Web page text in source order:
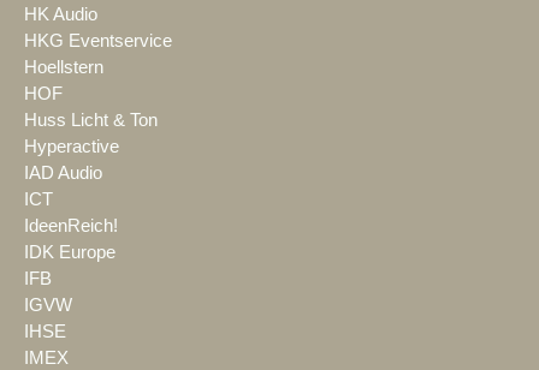
HK Audio
HKG Eventservice
Hoellstern
HOF
Huss Licht & Ton
Hyperactive
IAD Audio
ICT
IdeenReich!
IDK Europe
IFB
IGVW
IHSE
IMEX